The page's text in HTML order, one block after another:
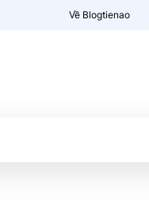
Về Blogtienao